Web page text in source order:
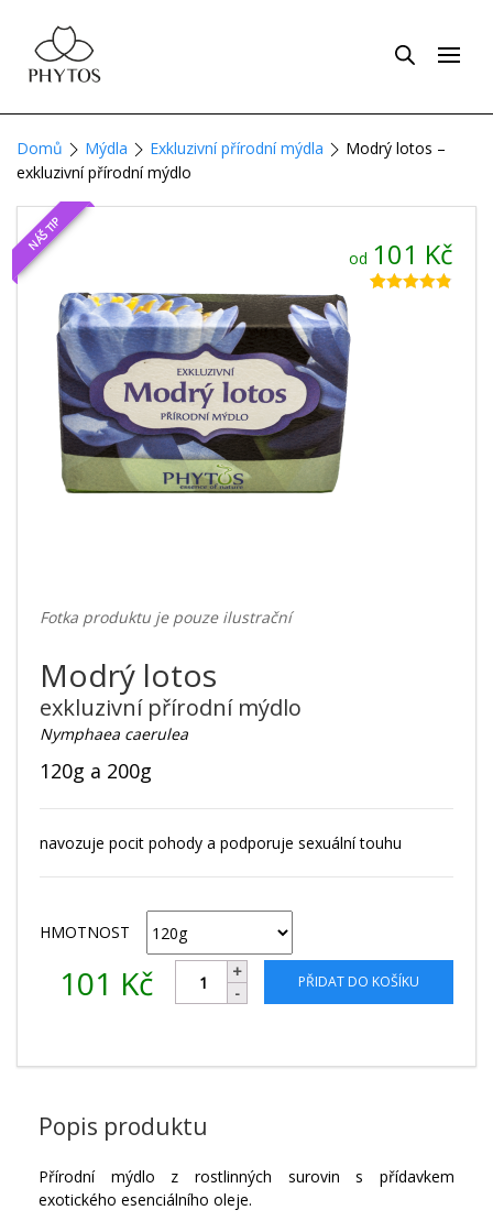
Domů Mýdla Exkluzivní přírodní mýdla
Modrý lotos –
exkluzivní přírodní mýdlo
NÁŠ TIP
Fotka produktu je pouze ilustrační
Modrý lotos
exkluzivní přírodní mýdlo
Nymphaea caerulea
120g a 200g
navozuje pocit pohody a podporuje sexuální touhu
od 101 Kč
HMOTNOST
101 Kč PŘIDAT DO KOŠÍKU
Popis produktu
Přírodní mýdlo z rostlinných surovin s přídavkem
exotického esenciálního oleje.